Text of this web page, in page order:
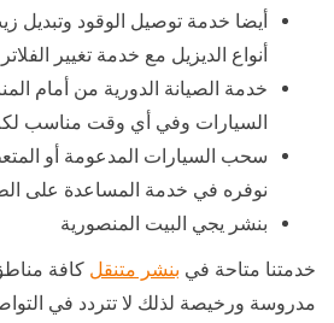
أيضا خدمة توصيل الوقود وتبديل
أنواع الديزيل مع خدمة تغيير
خدمة الصيانة الدورية من أمام
السيارات وفي أي وقت مناسب
سحب السيارات المدعومة أو
نوفره في خدمة المساعدة على
بنشر يجي البيت المنصورية
خدمتنا متاحة في بنشر متنقل كافة
مدروسة ورخيصة لذلك لا تتردد في